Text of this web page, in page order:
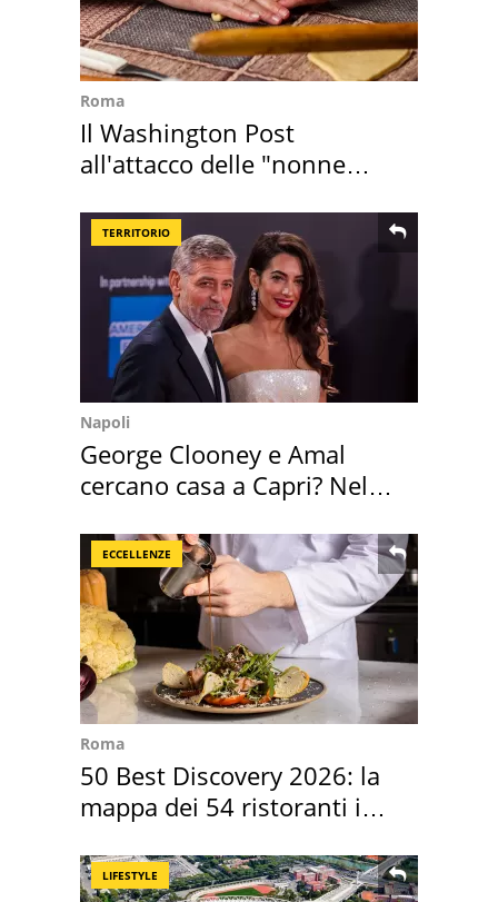
Roma
Il Washington Post
all'attacco delle "nonne
TERRITORIO
Napoli
George Clooney e Amal
cercano casa a Capri? Nel
ECCELLENZE
Roma
50 Best Discovery 2026: la
mappa dei 54 ristoranti in
LIFESTYLE